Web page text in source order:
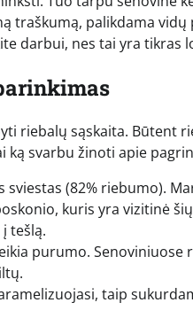
traškumą, palikdama
darbui, nes tai yra tikras
riebalų sąskaita. Būtent
ką svarbu žinoti apie
(82% riebumo).
kuris yra vizitinė
tešlą.
purumo. Senoviniuose
taip